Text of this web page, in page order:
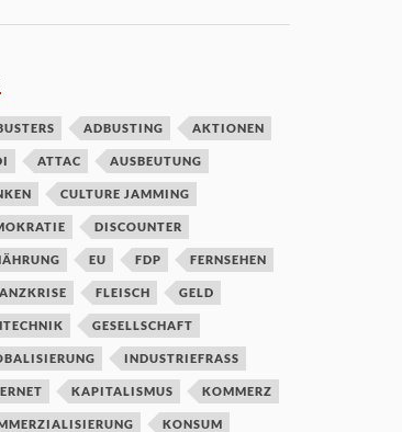
ADBUSTING AKTIONEN
ATTAC AUSBEUTUNG
CULTURE JAMMING
DISCOUNTER
EU FDP FERNSEHEN
FLEISCH GELD
GESELLSCHAFT
INDUSTRIEFRASS
KAPITALISMUS KOMMERZ
KONSUM